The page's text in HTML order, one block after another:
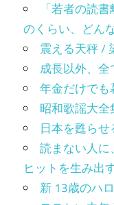
「若者の読
のくらい、どん
震える天秤 /
成長以外、
年金だけで
昭和歌謡大
日本を甦ら
読まない人
ヒットを生み出
新 13歳のハ